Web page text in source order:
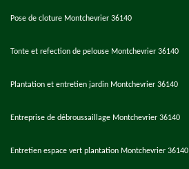
Pose de cloture Montchevrier 36140
Tonte et refection de pelouse Montchevrier 36140
Plantation et entretien jardin Montchevrier 36140
Entreprise de débroussaillage Montchevrier 36140
Entretien espace vert plantation Montchevrier 36140